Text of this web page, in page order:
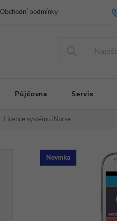
Obchodní podmínky
Půjčovna Servis
Licence systému iNurse
Novinka